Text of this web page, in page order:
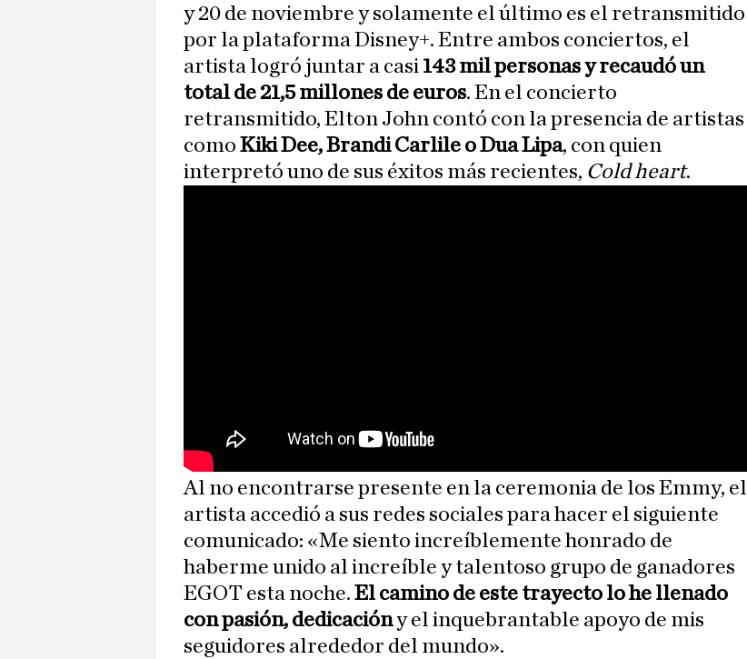
y 20 de noviembre y solamente el último es el retransmitido
por la plataforma Disney+. Entre ambos conciertos, el
artista logró juntar a casi 143 mil personas y recaudó un
total de 21,5 millones de euros. En el concierto
retransmitido, Elton John contó con la presencia de artistas
como Kiki Dee, Brandi Carlile o Dua Lipa, con quien
interpretó uno de sus éxitos más recientes, Cold heart.
Al no encontrarse presente en la ceremonia de los Emmy, el
artista accedió a sus redes sociales para hacer el siguiente
comunicado: «Me siento increíblemente honrado de
haberme unido al increíble y talentoso grupo de ganadores
EGOT esta noche. El camino de este trayecto lo he llenado
con pasión, dedicacióny el inquebrantable apoyo de mis
seguidores alrededor del mundo».